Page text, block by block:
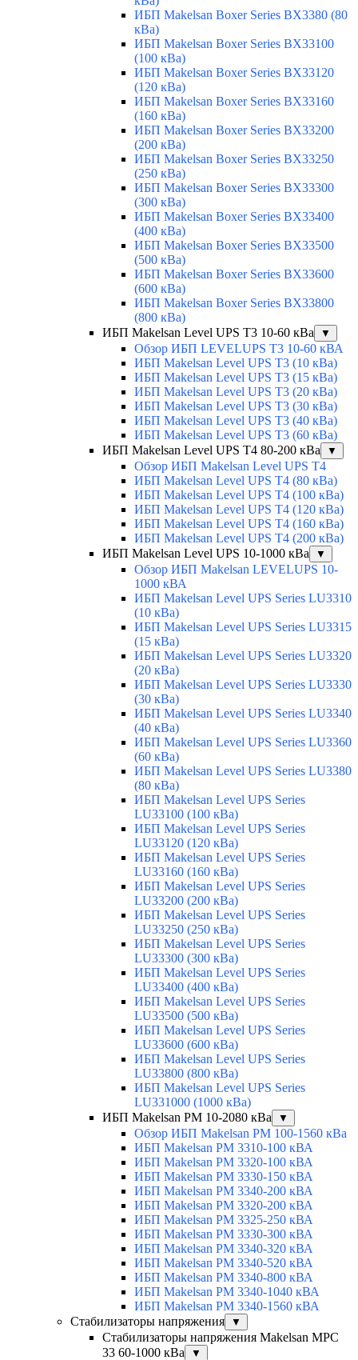
ИБП Makelsan Boxer Series BX3380 (80
кВа)
ИБП Makelsan Boxer Series BX33100
(100 кВа)
ИБП Makelsan Boxer Series BX33120
(120 кВа)
ИБП Makelsan Boxer Series BX33160
(160 кВа)
ИБП Makelsan Boxer Series BX33200
(200 кВа)
ИБП Makelsan Boxer Series BX33250
(250 кВа)
ИБП Makelsan Boxer Series BX33300
(300 кВа)
ИБП Makelsan Boxer Series BX33400
(400 кВа)
ИБП Makelsan Boxer Series BX33500
(500 кВа)
ИБП Makelsan Boxer Series BX33600
(600 кВа)
ИБП Makelsan Boxer Series BX33800
(800 кВа)
ИБП Makelsan Level UPS T3 10-60 кВа
▼
Обзор ИБП LEVELUPS T3 10-60 кВА
ИБП Makelsan Level UPS T3 (10 кВа)
ИБП Makelsan Level UPS T3 (15 кВа)
ИБП Makelsan Level UPS T3 (20 кВа)
ИБП Makelsan Level UPS T3 (30 кВа)
ИБП Makelsan Level UPS T3 (40 кВа)
ИБП Makelsan Level UPS T3 (60 кВа)
ИБП Makelsan Level UPS T4 80-200 кВа
▼
Обзор ИБП Makelsan Level UPS T4
ИБП Makelsan Level UPS T4 (80 кВа)
ИБП Makelsan Level UPS T4 (100 кВа)
ИБП Makelsan Level UPS T4 (120 кВа)
ИБП Makelsan Level UPS T4 (160 кВа)
ИБП Makelsan Level UPS T4 (200 кВа)
ИБП Makelsan Level UPS 10-1000 кВа
▼
Обзор ИБП Makelsan LEVELUPS 10-
1000 кВА
ИБП Makelsan Level UPS Series LU3310
(10 кВа)
ИБП Makelsan Level UPS Series LU3315
(15 кВа)
ИБП Makelsan Level UPS Series LU3320
(20 кВа)
ИБП Makelsan Level UPS Series LU3330
(30 кВа)
ИБП Makelsan Level UPS Series LU3340
(40 кВа)
ИБП Makelsan Level UPS Series LU3360
(60 кВа)
ИБП Makelsan Level UPS Series LU3380
(80 кВа)
ИБП Makelsan Level UPS Series
LU33100 (100 кВа)
ИБП Makelsan Level UPS Series
LU33120 (120 кВа)
ИБП Makelsan Level UPS Series
LU33160 (160 кВа)
ИБП Makelsan Level UPS Series
LU33200 (200 кВа)
ИБП Makelsan Level UPS Series
LU33250 (250 кВа)
ИБП Makelsan Level UPS Series
LU33300 (300 кВа)
ИБП Makelsan Level UPS Series
LU33400 (400 кВа)
ИБП Makelsan Level UPS Series
LU33500 (500 кВа)
ИБП Makelsan Level UPS Series
LU33600 (600 кВа)
ИБП Makelsan Level UPS Series
LU33800 (800 кВа)
ИБП Makelsan Level UPS Series
LU331000 (1000 кВа)
ИБП Makelsan PM 10-2080 кВа
▼
Обзор ИБП Makelsan PM 100-1560 кВа
ИБП Makelsan PM 3310-100 кВА
ИБП Makelsan PM 3320-100 кВА
ИБП Makelsan PM 3330-150 кВА
ИБП Makelsan PM 3340-200 кВА
ИБП Makelsan PM 3320-200 кВА
ИБП Makelsan PM 3325-250 кВА
ИБП Makelsan PM 3330-300 кВА
ИБП Makelsan PM 3340-320 кВА
ИБП Makelsan PM 3340-520 кВА
ИБП Makelsan PM 3340-800 кВА
ИБП Makelsan PM 3340-1040 кВА
ИБП Makelsan PM 3340-1560 кВА
Стабилизаторы напряжения
▼
Стабилизаторы напряжения Makelsan MPC
33 60-1000 кВа
▼